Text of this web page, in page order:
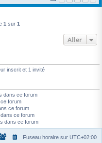
1 sur 1
Aller
inscrit et 1 invité
dans ce forum
forum
ce forum
ce forum
dans ce forum
Fuseau horaire sur UTC+02:00